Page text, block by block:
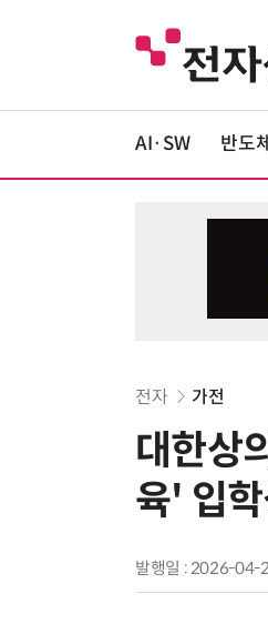
AI·SW 반도체
전자 가전
대한상
육' 입학
발행일 : 2026-04-